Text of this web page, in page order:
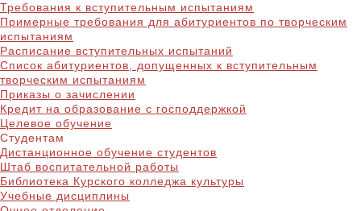
Требования к вступительным испытаниям
Примерные требования для абитуриентов по творческим
испытаниям
Расписание вступительных испытаний
Список абитуриентов, допущенных к вступительным
творческим испытаниям
Приказы о зачислении
Кредит на образование с господдержкой
Целевое обучение
Студентам
Дистанционное обучение студентов
Штаб воспитательной работы
Библиотека Курского колледжа культуры
Учебные дисциплины